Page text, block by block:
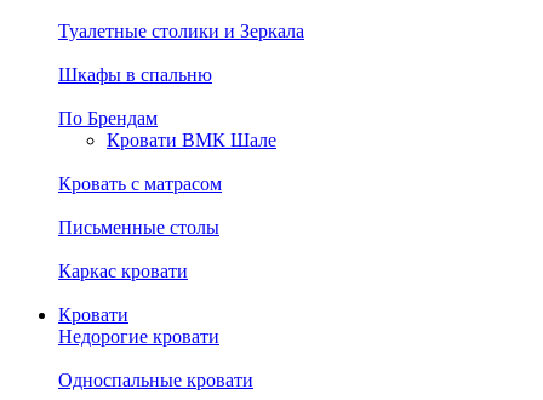
Туалетные столики и Зеркала
Шкафы в спальню
По Брендам
Кровати ВМК Шале
Кровать с матрасом
Письменные столы
Каркас кровати
Кровати
Недорогие кровати
Односпальные кровати